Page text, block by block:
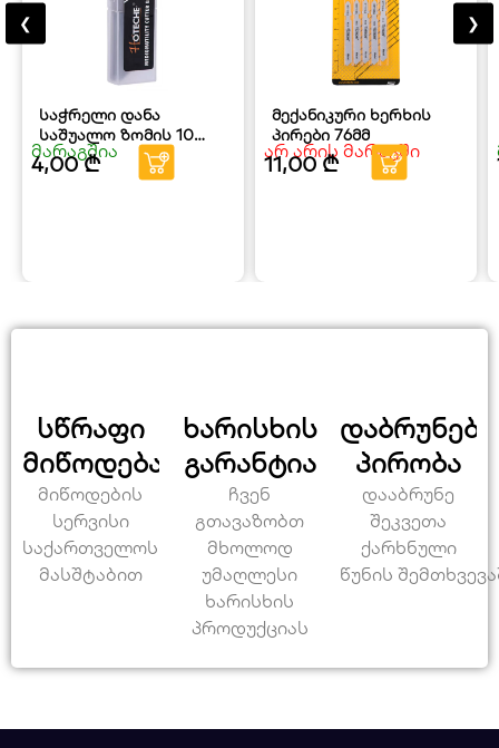
საჭრელი დანა
საშუალო ზომის 10
ცალი
მარაგშია
4,00₾
მექანიკური ხერხის
პირები 76მმ
არ არის მარაგში
11,00₾
❮ ❯
სწრაფი
მიწოდება
მიწოდების
სერვისი
საქართველოს
მასშტაბით
ხარისხის
გარანტია
ჩვენ
გთავაზობთ
მხოლოდ
უმაღლესი
ხარისხის
პროდუქციას
პირობა
დააბრუნე
შეკვეთა
ქარხნული
წუნის